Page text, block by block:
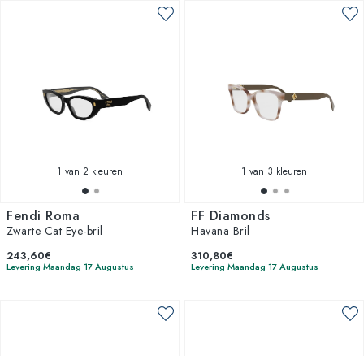
1 van 2 kleuren
Fendi Roma
Zwarte Cat Eye-bril
243,60€
Levering Maandag 17 Augustus
1 van 3 kleuren
FF Diamonds
Havana Bril
310,80€
Levering Maandag 17 Augustus